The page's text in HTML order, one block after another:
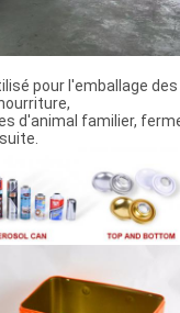
pour l'emballage des
d'animal familier,